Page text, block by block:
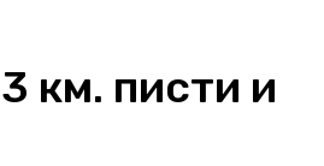
км. писти и